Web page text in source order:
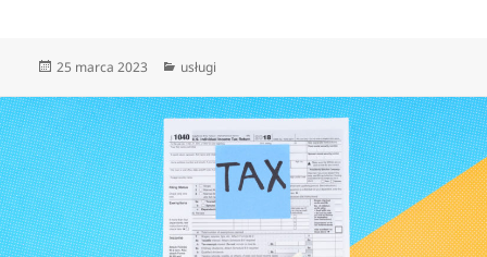
Data
25 marca 2023 Kategorie
usługi